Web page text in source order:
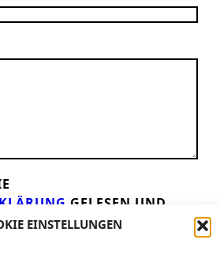
EINSTELLUNGEN
GELESEN UND
WIR FREUEN UNS ÜBER